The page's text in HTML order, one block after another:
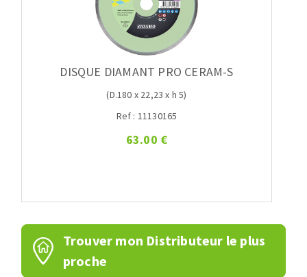
DISQUE DIAMANT PRO CERAM-S
(D.180 x 22,23 x h 5)
Ref : 11130165
63.00 €
Trouver mon Distributeur le plus
proche